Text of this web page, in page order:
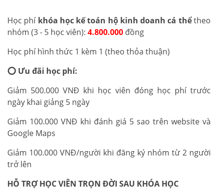
Học phí khóa học kế toán hộ kinh doanh cá thểtheo
nhóm (3 - 5 học viên): 4.800.000 đồng
Học phí hình thức 1 kèm 1 (theo thỏa thuận)
⭕ Ưu đãi học phí:
Giảm 500.000 VNĐ khi học viên đóng học phí trước
ngày khai giảng 5 ngày
Giảm 100.000 VNĐ khi đánh giá 5 sao trên website và
Google Maps
Giảm 100.000 VNĐ/người khi đăng ký nhóm từ 2 người
trở lên
HỖ TRỢ HỌC VIÊN TRỌN ĐỜI SAU KHÓA HỌC